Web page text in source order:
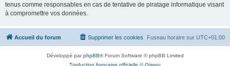
tenus comme responsables en cas de tentative de piratage informatique visant
à compromettre vos données.
Accueil du forum Fuseau horaire sur UTC+01:00
Supprimer les cookies
Développé parphpBB® Forum Software © phpBB Limited
Traduction française officielle ©Qiaeru